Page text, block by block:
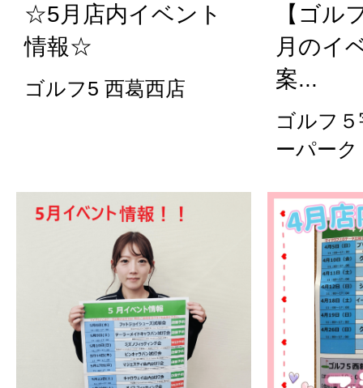
☆5月店内イベント
情報☆
ゴルフ5 西葛西店
【ゴル
月のイ
案...
ゴルフ
ーパーク